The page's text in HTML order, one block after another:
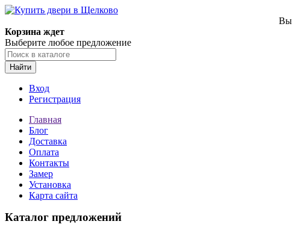
Корзина ждет
Выберите любое предложение
Найти
Вход
Регистрация
Главная
Блог
Доставка
Оплата
Контакты
Замер
Установка
Карта сайта
Каталог предложений